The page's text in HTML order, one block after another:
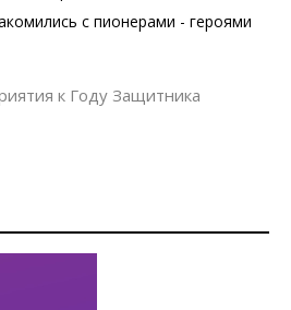
с пионерами - героями
к Году Защитника